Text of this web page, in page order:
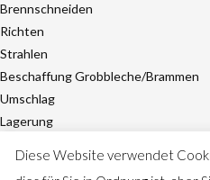
Brennschneiden
Richten
Strahlen
Beschaffung Grobbleche/Brammen
Umschlag
Lagerung
Diese Website verwendet